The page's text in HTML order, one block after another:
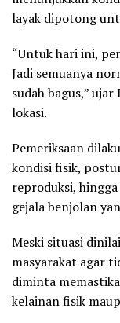
layak dipotong
“Untuk hari ini,
Jadi semuanya
sudah bagus,”
lokasi.
Pemeriksaan
kondisi fisik,
reproduksi,
gejala benjolan
Meski situasi
masyarakat agar
diminta
kelainan fisik